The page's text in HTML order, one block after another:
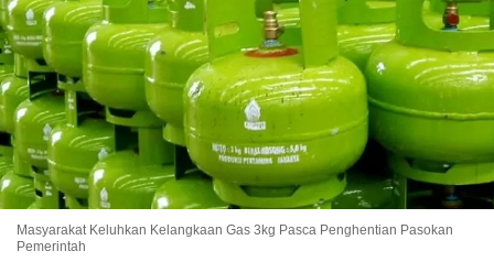
Masyarakat Keluhkan Kelangkaan Gas 3kg Pasca Penghentian Pasokan
Pemerintah